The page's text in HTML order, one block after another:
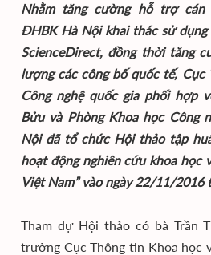
Nhằm tăng cường hỗ trợ cán
ĐHBK Hà Nội khai thác sử
ScienceDirect, đồng thời tăng
lượng các công bố quốc tế, Cục
Công nghệ quốc gia phối hợp
Bửu và Phòng Khoa học Công
Nội đã tổ chức Hội thảo tập
hoạt động nghiên cứu khoa học
Việt Nam” vào ngày 22/11/2016
Tham dự Hội thảo có bà Trần
trưởng Cục Thông tin Khoa học